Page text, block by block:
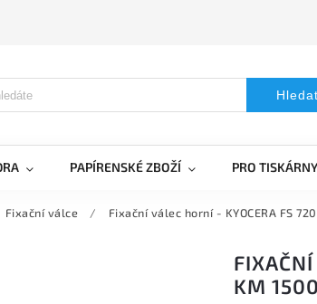
Hledat
PAPÍRENSKÉ ZBOŽÍ PRO
Fixační válce / Fixační válec horní - KYOCERA FS
KM 1500